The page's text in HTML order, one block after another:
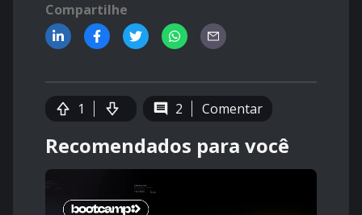
Compartilhe
1 2 Comentar
Recomendados para você